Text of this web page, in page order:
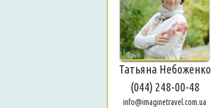
Татьяна Небоженко
(044) 248-00-48
info@imaginetravel.com.ua